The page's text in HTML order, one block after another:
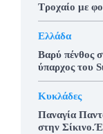
Τροχαίο με
Ελλάδα
Βαρύ πένθος
ύπαρχος του
Κυκλάδες
Παναγία
στην